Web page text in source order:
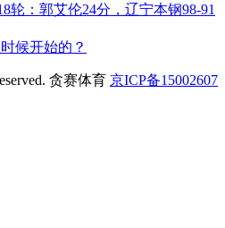
轮：郭艾伦24分，辽宁本钢98-91
候开始的？
贪赛体育 京ICP备15002607